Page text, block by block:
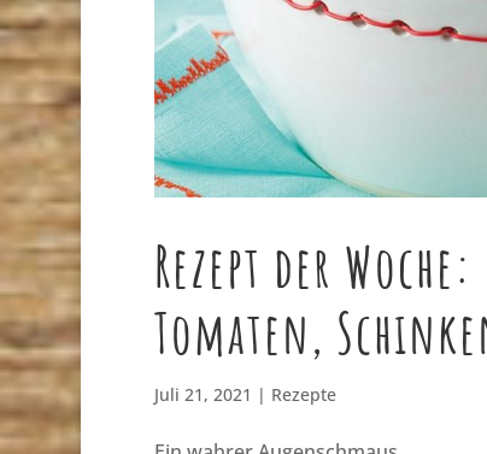
Rezept der
Tomaten,
Juli 21, 2021 | Rezepte